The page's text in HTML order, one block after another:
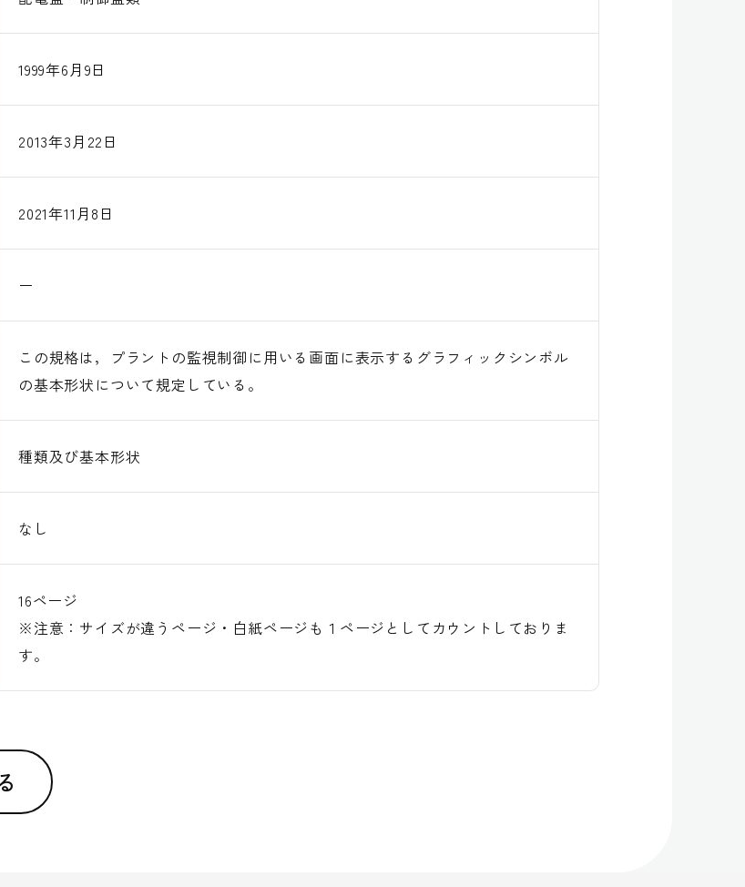
1999年6月9日
2013年3月22日
2021年11月8日
ー
この規格は，プラントの監視制御に用いる画面に表示するグラフィックシンボル
の基本形状について規定している。
種類及び基本形状
なし
16ページ
※注意：サイズが違うページ・白紙ページも１ページとしてカウントしておりま
す。